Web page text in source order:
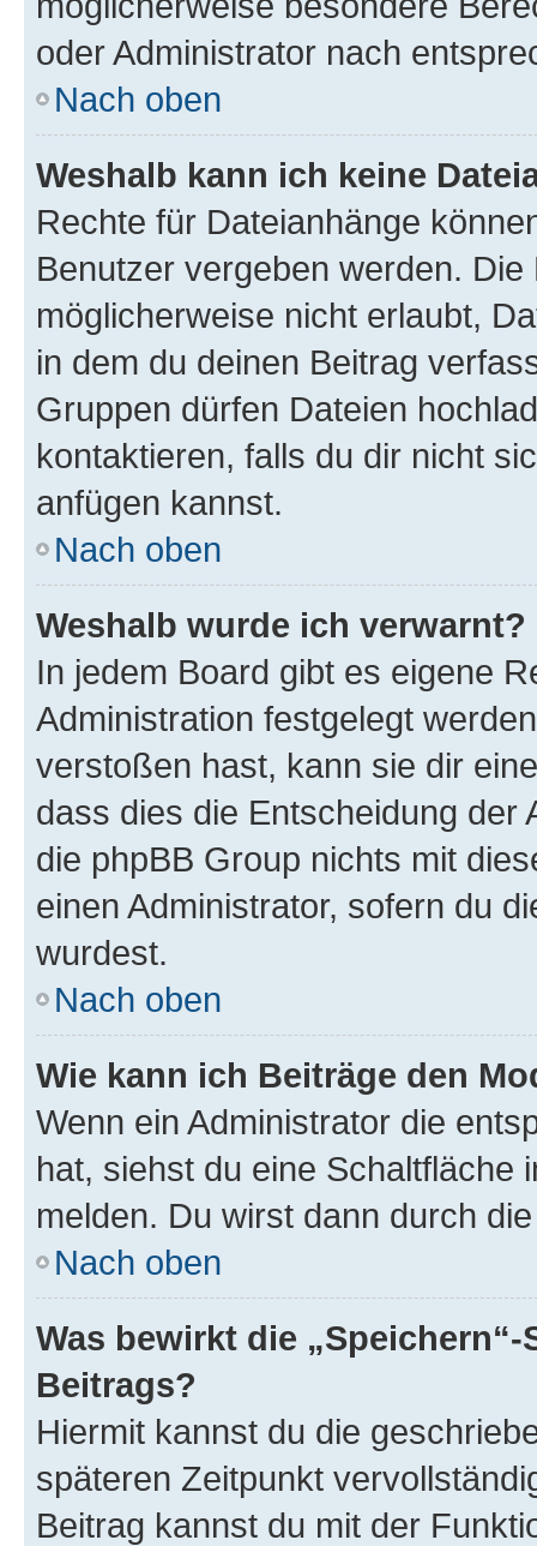
oder Administrator nach
Nach oben
Weshalb kann ich keine
Rechte für Dateianhänge
Benutzer vergeben werden.
möglicherweise nicht erlaubt,
in dem du deinen Beitrag
Gruppen dürfen Dateien
kontaktieren, falls du dir nicht
anfügen kannst.
Nach oben
Weshalb wurde ich verwarnt?
In jedem Board gibt es eigene
Administration festgelegt
verstoßen hast, kann sie dir
dass dies die Entscheidung der
die phpBB Group nichts mit
einen Administrator, sofern du
wurdest.
Nach oben
Wie kann ich Beiträge den
Wenn ein Administrator die
hat, siehst du eine Schaltfläche
melden. Du wirst dann durch
Nach oben
Was bewirkt die
Beitrags?
Hiermit kannst du die
späteren Zeitpunkt
Beitrag kannst du mit der